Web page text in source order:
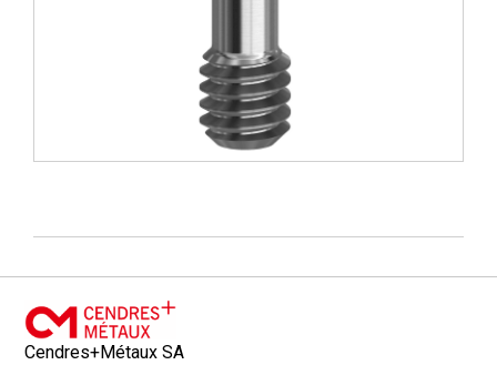
Cendres+Métaux SA